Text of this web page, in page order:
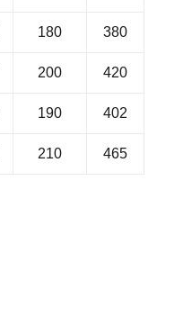
180 380
200 420
190 402
210 465